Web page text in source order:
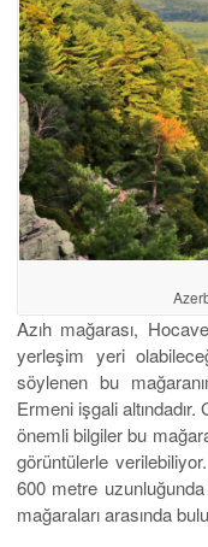
Azıh mağarası,
yerleşim yeri
söylenen bu
Ermeni işgali
önemli bilgiler bu
görüntülerle
600 metre
mağaraları arasında